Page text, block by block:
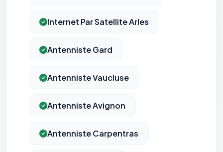
Internet Par Satellite Arles
Antenniste Gard
Antenniste Vaucluse
Antenniste Avignon
Antenniste Carpentras